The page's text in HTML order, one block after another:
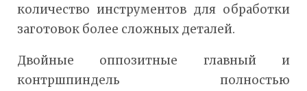
количество инструментов для обработки
заготовок более сложных деталей.
Двойные оппозитные главный и
контршпиндель полностью